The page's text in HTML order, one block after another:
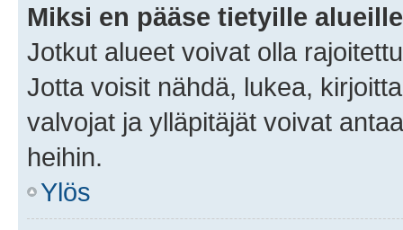
Miksi en pääse tietyille
Jotkut alueet voivat olla
Jotta voisit nähdä, lukea,
valvojat ja ylläpitäjät voivat
heihin.
Ylös